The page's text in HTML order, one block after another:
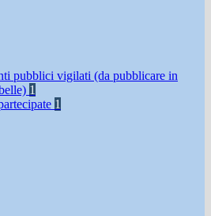
pubblici vigilati (da pubblicare in
1
1